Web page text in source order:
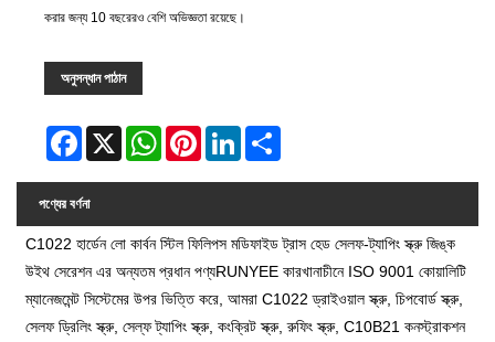
করার জন্য 10 বছরেরও বেশি অভিজ্ঞতা রয়েছে।
অনুসন্ধান পাঠান
Facebook WhatsAppPinterestLinkedIn
পণ্যের বর্ণনা
C1022 হার্ডেন লো কার্বন স্টিল ফিলিপস মডিফাইড ট্রাস হেড সেলফ-ট্যাপিং স্ক্রু জিঙ্ক
উইথ সেরেশন এর অন্যতম প্রধান পণ্যRUNYEE কারখানাচীনে ISO 9001 কোয়ালিটি
ম্যানেজমেন্ট সিস্টেমের উপর ভিত্তি করে, আমরা C1022 ড্রাইওয়াল স্ক্রু, চিপবোর্ড স্ক্রু,
সেলফ ড্রিলিং স্ক্রু, সেল্ফ ট্যাপিং স্ক্রু, কংক্রিট স্ক্রু, রুফিং স্ক্রু, C10B21 কনস্ট্রাকশন